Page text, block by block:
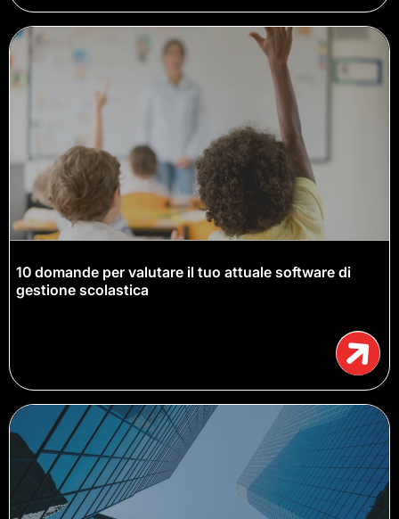
10 domande per valutare il tuo attuale software di
gestione scolastica